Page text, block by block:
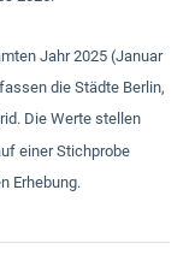
Jahr 2025 (Januar
die Städte Berlin,
Die Werte stellen
einer Stichprobe
Erhebung.